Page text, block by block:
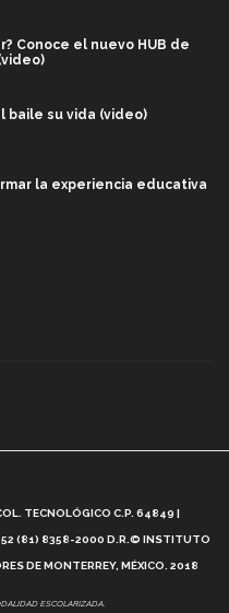
Conoce el nuevo HUB de
baile su vida (video)
la experiencia educativa
Tec? (video)
e Inteligencia Artificial, Paola
TECNOLÓGICO C.P. 64849 |
+52 (81) 8358-2000 D.R.© INSTITUTO
DE MONTERREY, MÉXICO. 2018
ESCOLARIZADA.